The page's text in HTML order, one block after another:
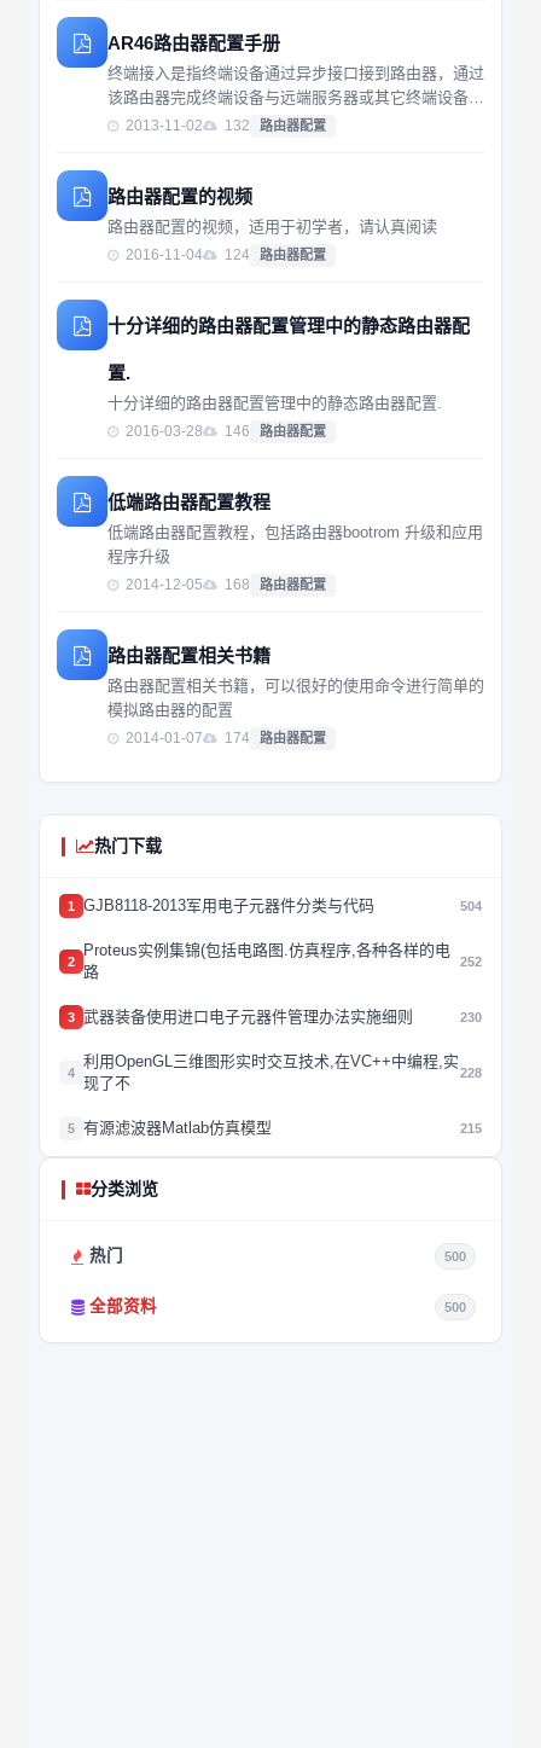
AR46路由器配置手册
终端接入是指终端设备通过异步接口接到路由器，通过
该路由器完成终端设备与远端服务器或其它终端设备之
间的数据交互。终端接入发起方是指首先向对端发起
2013-11-02 132 路由器配置
路由器配置的视频
路由器配置的视频，适用于初学者，请认真阅读
2016-11-04 124 路由器配置
十分详细的路由器配置管理中的静态路由器配
置.
十分详细的路由器配置管理中的静态路由器配置.
2016-03-28 146 路由器配置
低端路由器配置教程
低端路由器配置教程，包括路由器bootrom 升级和应用
程序升级
2014-12-05 168 路由器配置
路由器配置相关书籍
路由器配置相关书籍，可以很好的使用命令进行简单的
模拟路由器的配置
2014-01-07 174 路由器配置
热门下载
1 GJB8118-2013军用电子元器件分类与代码 504
2
Proteus实例集锦(包括电路图.仿真程序,各种各样的电
路
252
3 武器装备使用进口电子元器件管理办法实施细则 230
4
利用OpenGL三维图形实时交互技术,在VC++中编程,实
现了不
228
5 有源滤波器Matlab仿真模型 215
分类浏览
热门 500
全部资料 500